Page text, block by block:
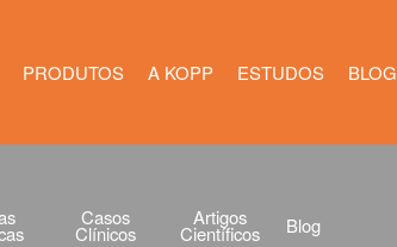
de Implante Dental
PRODUTOS A KOPP ESTUDOS BLOG
Casos
Clínicos
Artigos
Científicos Blog